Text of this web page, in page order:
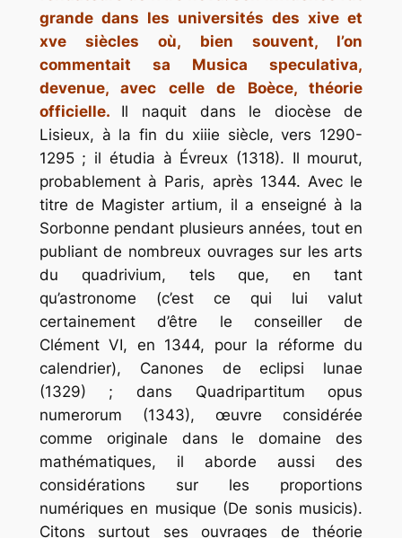
grande dans les universités des xive et
xve siècles où, bien souvent, l’on
commentait sa Musica speculativa,
devenue, avec celle de Boèce, théorie
officielle.
Il naquit dans le diocèse de
Lisieux, à la fin du xiiie siècle, vers 1290-
1295 ; il étudia à Évreux (1318). Il mourut,
probablement à Paris, après 1344. Avec le
titre de Magister artium, il a enseigné à la
Sorbonne pendant plusieurs années, tout en
publiant de nombreux ouvrages sur les arts
du quadrivium, tels que, en tant
qu’astronome (c’est ce qui lui valut
certainement d’être le conseiller de
Clément VI, en 1344, pour la réforme du
calendrier), Canones de eclipsi lunae
(1329) ; dans Quadripartitum opus
numerorum (1343), œuvre considérée
comme originale dans le domaine des
mathématiques, il aborde aussi des
considérations sur les proportions
numériques en musique (De sonis musicis).
Citons surtout ses ouvrages de théorie